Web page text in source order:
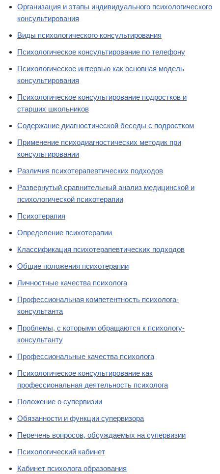
Организация и этапы индивидуального психологического
консультирования
Виды психологического консультирования
Психологическое консультирование по телефону
Психологическое интервью как основная модель
консультирования
Психологическое консультирование подростков и
старших школьников
Содержание диагностической беседы с подростком
Применение психодиагностических методик при
консультировании
Различия психотерапевтических подходов
Развернутый сравнительный анализ медицинской и
психологической психотерапии
Психотерапия
Определение психотерапии
Классификация психотерапевтических подходов
Общие положения психотерапии
Личностные качества психолога
Профессиональная компетентность психолога-
консультанта
Проблемы, с которыми обращаются к психологу-
консультанту
Профессиональные качества психолога
Психологическое консультирование как
профессиональная деятельность психолога
Положение о супервизии
Обязанности и функции супервизора
Перечень вопросов, обсуждаемых на супервизии
Психологический кабинет
Кабинет психолога образования